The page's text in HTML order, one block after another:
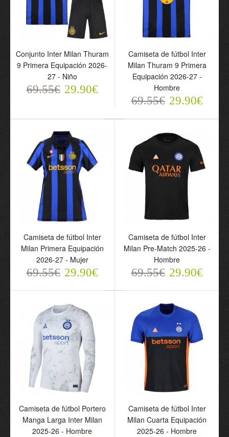
Conjunto Inter Milan
Lautaro 10 Primera
69.55€
Camiseta de fútbol Inter
Milan Lautaro 10 Primera
Equipación 2026-27 -
69.55€
Conjunto Inter Milan
Thuram 9 Primera
Equipación 2026-27 -
Niño
69.55€
Camiseta de fútbol Inter
Milan Thuram 9 Primera
Equipación 2026-27 -
Hombre
69.55€ 29.90€
Conjunto Inter Milan Thuram
9 Primera Equipación 2026-
27 - Niño
69.55€ 29.90€
Camiseta de fútbol Inter
Milan Thuram 9 Primera
Equipación 2026-27 -
Hombre
69.55€ 29.90€
Camiseta de fútbol Inter
Milan Primera Equipación
2026-27 - Mujer
69.55€ 29.90€
Camiseta de fútbol Inter
Milan Pre-Match 2025-26 -
Hombre
69.55€ 29.90€
Camiseta de fútbol Portero
Manga Larga Inter Milan
2025-26 - Hombre
Camiseta de fútbol Inter
Milan Cuarta Equipación
2025-26 - Hombre